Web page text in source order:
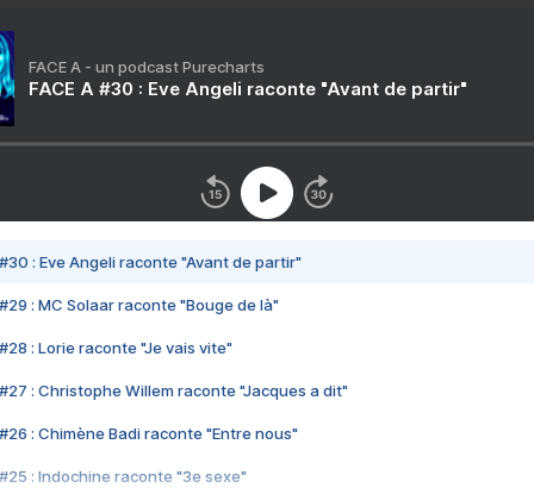
FACE A - un podcast Purecharts
FACE A #30 : Eve Angeli raconte "Avant de partir"
#30 : Eve Angeli raconte "Avant de partir"
#29 : MC Solaar raconte "Bouge de là"
#28 : Lorie raconte "Je vais vite"
#27 : Christophe Willem raconte "Jacques a dit"
#26 : Chimène Badi raconte "Entre nous"
#25 : Indochine raconte "3e sexe"